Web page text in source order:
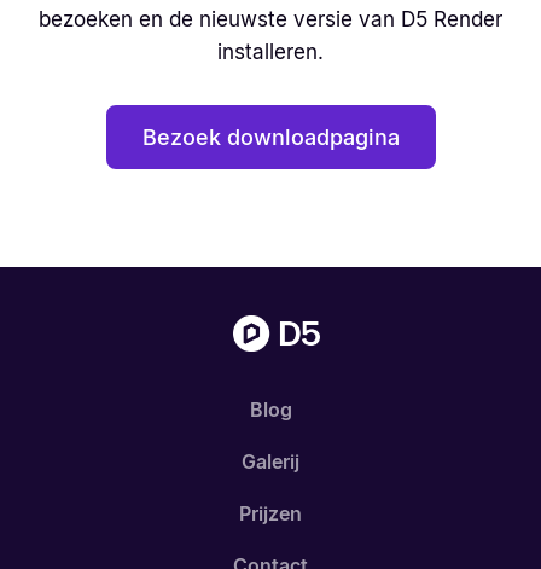
bezoeken en de nieuwste versie van D5 Render
installeren.
Bezoek downloadpagina
Blog
Galerij
Prijzen